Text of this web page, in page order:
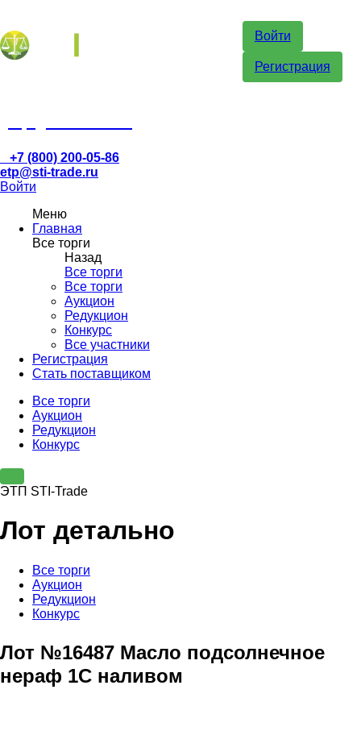
Войти
Регистрация
+7 (800) 200-05-86
etp@sti-trade.ru
Войти
Меню
Главная
Все торги
Назад
Все торги
Все торги
Аукцион
Редукцион
Конкурс
Все участники
Регистрация
Стать поставщиком
Все торги
Аукцион
Редукцион
Конкурс
ЭТП STI-Trade
Лот детально
Все торги
Аукцион
Редукцион
Конкурс
Лот №16487 Масло подсолнечное
нераф 1С наливом